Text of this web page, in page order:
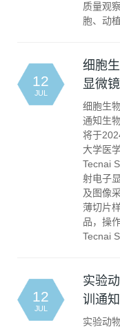
质量观
胞、动
12
JUL
细胞
显微
细胞生
通知生
将于
大学医
Tecnai
射电子
及图像
薄切片
品，操
Tecnai
12
JUL
实验
训通知
实验动